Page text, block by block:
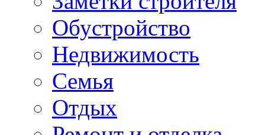
Обустройство
Недвижимость
Семья
Отдых